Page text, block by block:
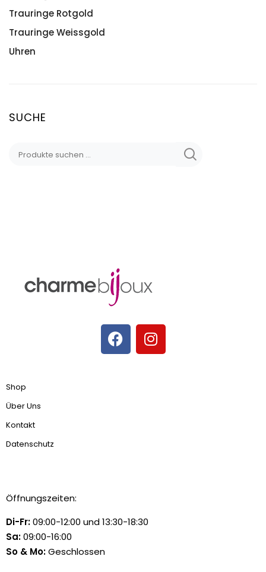
Trauringe Rotgold
Trauringe Weissgold
Uhren
SUCHE
Shop
Über Uns
Kontakt
Datenschutz
Öffnungszeiten:
Di-Fr:09:00-12:00 und 13:30-18:30
Sa:09:00-16:00
So & Mo:Geschlossen